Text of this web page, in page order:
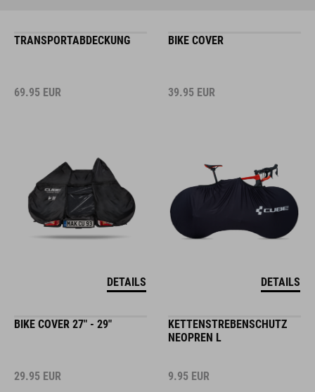
TRANSPORTABDECKUNG
69.95 EUR
DETAILS
BIKE COVER
39.95 EUR
DETAILS
BIKE COVER 27" - 29"
29.95 EUR
KETTENSTREBENSCHUTZ
NEOPREN L
9.95 EUR